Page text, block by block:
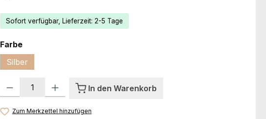
Sofort verfügbar, Lieferzeit: 2-5 Tage
Farbeauswählen
Silber
Produkt Anzahl: Gib den gewünschten Wert ein oder benutze die Schaltflächen
In den Warenkorb
Zum Merkzettel hinzufügen